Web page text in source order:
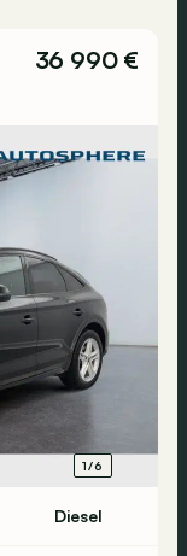
36 990 €
1/6
Diesel